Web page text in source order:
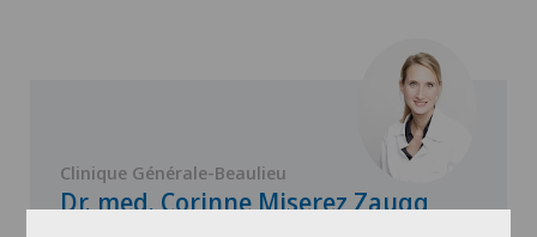
Clinique Générale-Beaulieu
Dr. med. Corinne Miserez Zaugg